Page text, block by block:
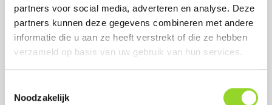
partners voor social media, adverteren en analyse. Deze
partners kunnen deze gegevens combineren met andere
informatie die u aan ze heeft verstrekt of die ze hebben
verzameld op basis van uw gebruik van hun services.
Noodzakelijk